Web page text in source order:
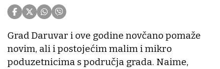
Grad Daruvar i ove godine novčano pomaže
novim, ali i postojećim malim i mikro
poduzetnicima s područja grada. Naime,